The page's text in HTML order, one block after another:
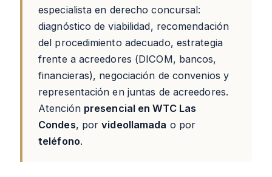
especialista en derecho concursal:
diagnóstico de viabilidad, recomendación
del procedimiento adecuado, estrategia
frente a acreedores (DICOM, bancos,
financieras), negociación de convenios y
representación en juntas de acreedores.
Atención presencial en WTC Las
Condes, porvideollamada o por
teléfono.